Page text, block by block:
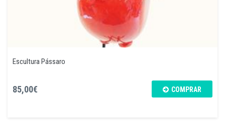
Escultura Pássaro
85,00€ COMPRAR